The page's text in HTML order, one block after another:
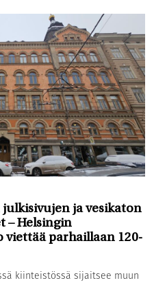
ja vesikaton
– Helsingin
parhaillaan 120-
kiinteistössä sijaitsee muun